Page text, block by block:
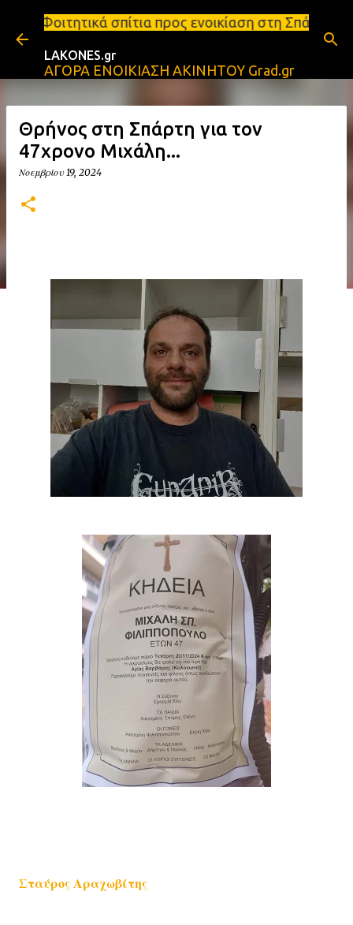
Μετάβαση στο κύριο περιεχόμενο
προς ενοικίαση στη Σπάρτη Ενοικιάσεις
LAKONES.gr
ΑΓΟΡΑ ΕΝΟΙΚΙΑΣΗ ΑΚΙΝΗΤΟΥ Grad.gr
Θρήνος στη Σπάρτη για τον
47χρονο Μιχάλη...
Νοεμβρίου 19, 2024
Σταύρος Αραχωβίτης